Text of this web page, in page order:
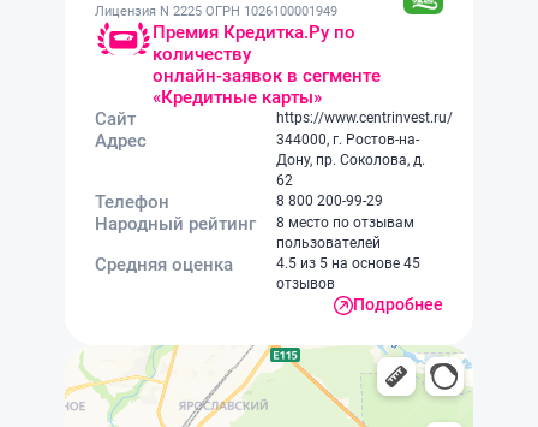
оценщика и того мы долго ждали,
и потом еще решение и
документы... Долго. В Домклике
помню у тети все было проще.
Лицензия N 2225 ОГРН 1026100001949
Премия Кредитка.Ру по
количеству
онлайн-заявок в сегменте
«Кредитные карты»
Сайт
https://www.centrinvest.ru/
Адрес
344000, г. Ростов-на-
Дону, пр. Соколова, д.
62
Телефон 8 800 200-99-29
Народный рейтинг
8 место по отзывам
пользователей
Средняя оценка
4.5 из 5 на основе 45
отзывов
Подробнее